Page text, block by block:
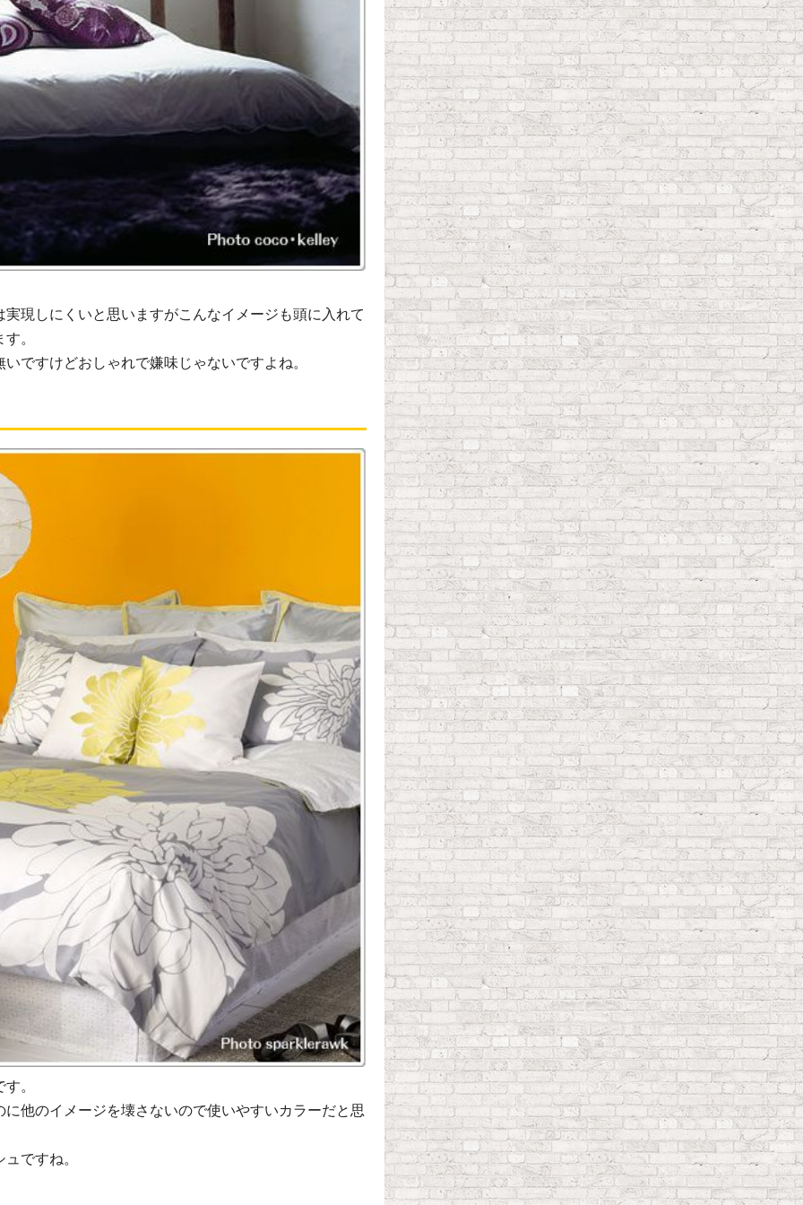
現しにくいと思いますがこんなイメージも頭に入れて
。
ですけどおしゃれで嫌味じゃないですよね。
。
他のイメージを壊さないので使いやすいカラーだと思
ですね。